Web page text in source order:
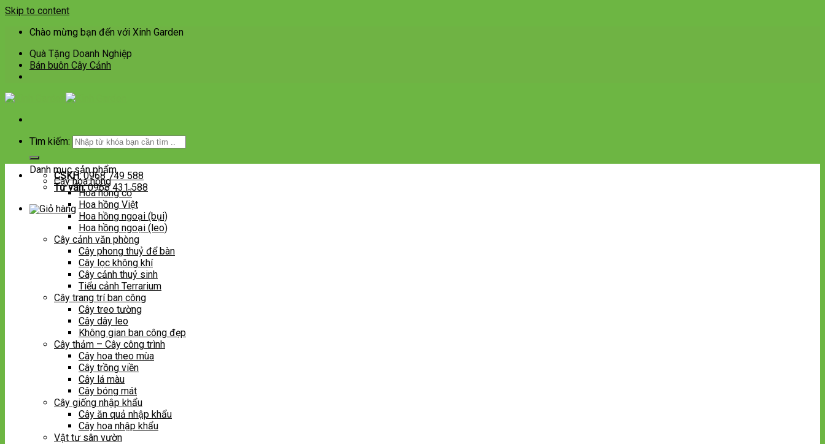
Skip to content
Chào mừng bạn đến với Xinh Garden
Quà Tặng Doanh Nghiệp
Bán buôn Cây Cảnh
Tìm kiếm:
CSKH:0968 749 588
Tư vấn:0968 431 588
Danh mục sản phẩm
Cây hoa hồng
Hoa hồng cổ
Hoa hồng Việt
Hoa hồng ngoại (bụi)
Hoa hồng ngoại (leo)
Cây cảnh văn phòng
Cây phong thuỷ để bàn
Cây lọc không khí
Cây cảnh thuỷ sinh
Tiểu cảnh Terrarium
Cây trang trí ban công
Cây treo tường
Cây dây leo
Không gian ban công đẹp
Cây thảm – Cây công trình
Cây hoa theo mùa
Cây trồng viền
Cây lá màu
Cây bóng mát
Cây giống nhập khẩu
Cây ăn quả nhập khẩu
Cây hoa nhập khẩu
Vật tư sân vườn